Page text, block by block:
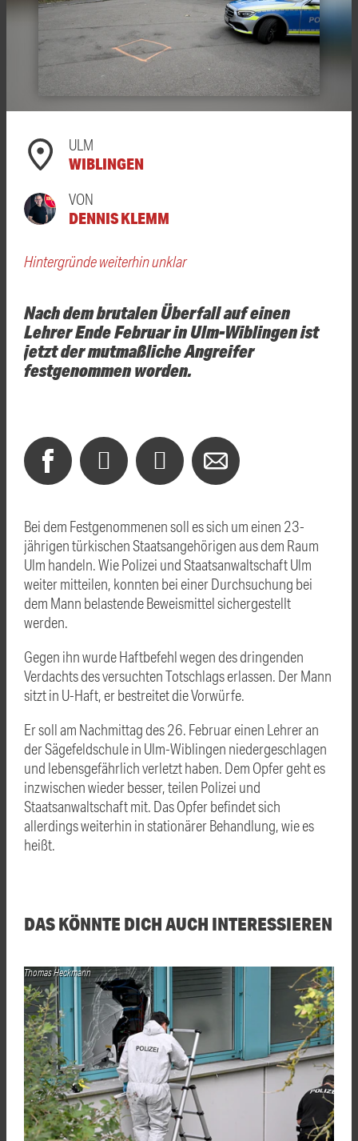
ULM
WIBLINGEN
VON
DENNIS KLEMM
Hintergründe weiterhin unklar
Nach dem brutalen Überfall auf einen
Lehrer Ende Februar in Ulm-Wiblingen ist
jetzt der mutmaßliche Angreifer
festgenommen worden.
Bei dem Festgenommenen soll es sich um einen 23-
jährigen türkischen Staatsangehörigen aus dem Raum
Ulm handeln. Wie Polizei und Staatsanwaltschaft Ulm
weiter mitteilen, konnten bei einer Durchsuchung bei
dem Mann belastende Beweismittel sichergestellt
werden.
Gegen ihn wurde Haftbefehl wegen des dringenden
Verdachts des versuchten Totschlags erlassen. Der Mann
sitzt in U-Haft, er bestreitet die Vorwürfe.
Er soll am Nachmittag des 26. Februar einen Lehrer an
der Sägefeldschule in Ulm-Wiblingen niedergeschlagen
und lebensgefährlich verletzt haben. Dem Opfer geht es
inzwischen wieder besser, teilen Polizei und
Staatsanwaltschaft mit. Das Opfer befindet sich
allerdings weiterhin in stationärer Behandlung, wie es
heißt.
DAS KÖNNTE DICH AUCH INTERESSIEREN
Thomas Heckmann